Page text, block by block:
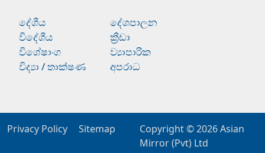
දේශීය
දේශපාලන
විදේශීය
ක්‍රීඩා
විශේෂාංග
ව්‍යාපාරික
විද්‍යා / තාක්ෂණ
අපරාධ
Privacy Policy Sitemap Copyright © 2026Asian
Mirror (Pvt) Ltd